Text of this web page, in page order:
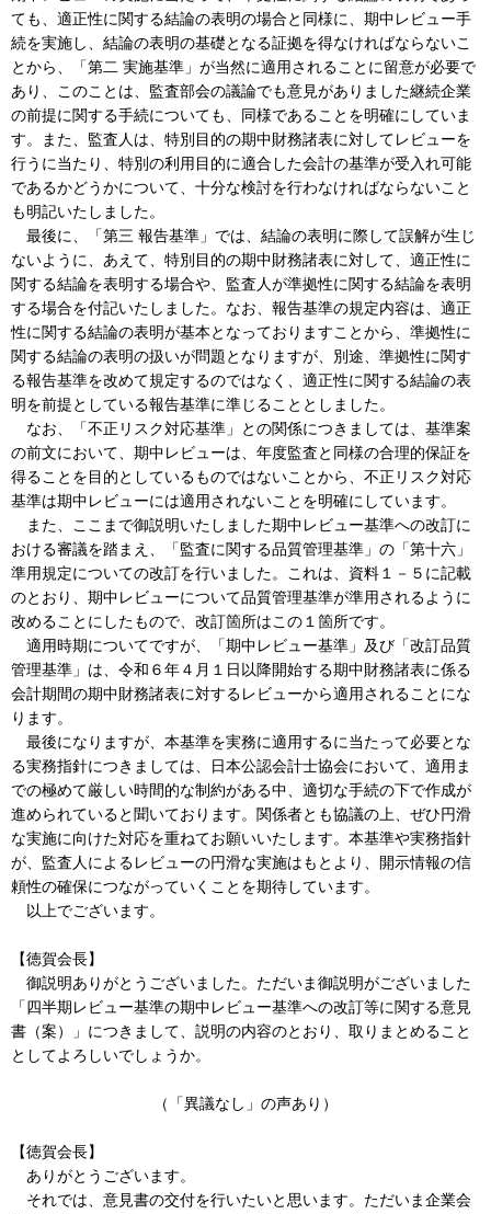
ても、適正性に関する結論の表明の場合と同様に、期中レビュー手
続を実施し、結論の表明の基礎となる証拠を得なければならないこ
とから、「第二 実施基準」が当然に適用されることに留意が必要で
あり、このことは、監査部会の議論でも意見がありました継続企業
の前提に関する手続についても、同様であることを明確にしていま
す。また、監査人は、特別目的の期中財務諸表に対してレビューを
行うに当たり、特別の利用目的に適合した会計の基準が受入れ可能
であるかどうかについて、十分な検討を行わなければならないこと
も明記いたしました。
最後に、「第三 報告基準」では、結論の表明に際して誤解が生じ
ないように、あえて、特別目的の期中財務諸表に対して、適正性に
関する結論を表明する場合や、監査人が準拠性に関する結論を表明
する場合を付記いたしました。なお、報告基準の規定内容は、適正
性に関する結論の表明が基本となっておりますことから、準拠性に
関する結論の表明の扱いが問題となりますが、別途、準拠性に関す
る報告基準を改めて規定するのではなく、適正性に関する結論の表
明を前提としている報告基準に準じることとしました。
なお、「不正リスク対応基準」との関係につきましては、基準案
の前文において、期中レビューは、年度監査と同様の合理的保証を
得ることを目的としているものではないことから、不正リスク対応
基準は期中レビューには適用されないことを明確にしています。
また、ここまで御説明いたしました期中レビュー基準への改訂に
おける審議を踏まえ、「監査に関する品質管理基準」の「第十六」
準用規定についての改訂を行いました。これは、資料１－５に記載
のとおり、期中レビューについて品質管理基準が準用されるように
改めることにしたもので、改訂箇所はこの１箇所です。
適用時期についてですが、「期中レビュー基準」及び「改訂品質
管理基準」は、令和６年４月１日以降開始する期中財務諸表に係る
会計期間の期中財務諸表に対するレビューから適用されることにな
ります。
最後になりますが、本基準を実務に適用するに当たって必要とな
る実務指針につきましては、日本公認会計士協会において、適用ま
での極めて厳しい時間的な制約がある中、適切な手続の下で作成が
進められていると聞いております。関係者とも協議の上、ぜひ円滑
な実施に向けた対応を重ねてお願いいたします。本基準や実務指針
が、監査人によるレビューの円滑な実施はもとより、開示情報の信
頼性の確保につながっていくことを期待しています。
以上でございます。
【徳賀会長】
御説明ありがとうございました。ただいま御説明がございました
「四半期レビュー基準の期中レビュー基準への改訂等に関する意見
書（案）」につきまして、説明の内容のとおり、取りまとめること
としてよろしいでしょうか。
（「異議なし」の声あり）
【徳賀会長】
ありがとうございます。
それでは、意見書の交付を行いたいと思います。ただいま企業会